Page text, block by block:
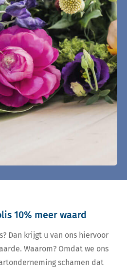
10% meer waard
Dan krijgt u van ons hiervoor
Waarom? Omdat we ons
schamen dat